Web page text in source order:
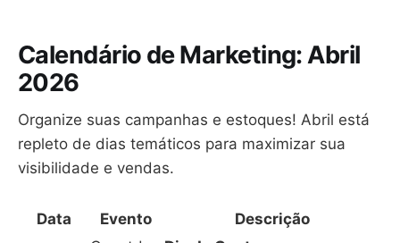
Calendário de Marketing: Abril
2026
Organize suas campanhas e estoques! Abril está
repleto de dias temáticos para maximizar sua
visibilidade e vendas.
Data Evento Descrição